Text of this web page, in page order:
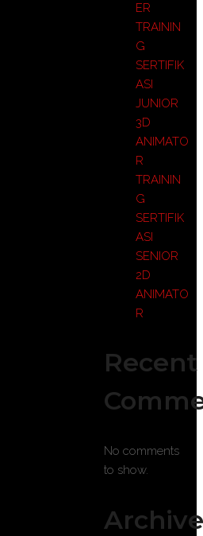
ER
TRAININ
G
SERTIFIK
ASI
JUNIOR
3D
ANIMATO
R
TRAININ
G
SERTIFIK
ASI
SENIOR
2D
ANIMATO
R
Recent
No comments
to show.